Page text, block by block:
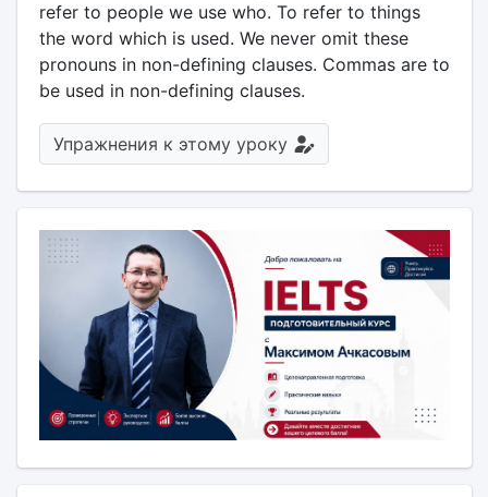
refer to people we use who. To refer to things
the word which is used. We never omit these
pronouns in non-defining clauses. Commas are to
be used in non-defining clauses.
Упражнения к этому уроку